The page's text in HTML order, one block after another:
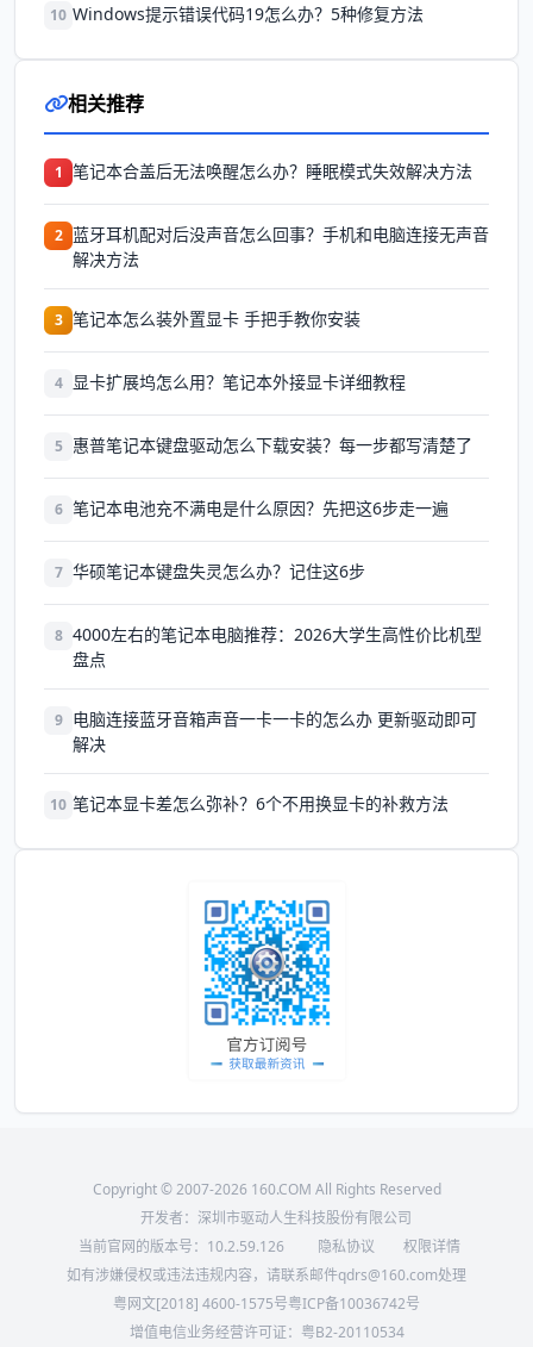
10 Windows提示错误代码19怎么办？5种修复方法
相关推荐
1 笔记本合盖后无法唤醒怎么办？睡眠模式失效解决方法
2 蓝牙耳机配对后没声音怎么回事？手机和电脑连接无声音
解决方法
3 笔记本怎么装外置显卡 手把手教你安装
4 显卡扩展坞怎么用？笔记本外接显卡详细教程
5 惠普笔记本键盘驱动怎么下载安装？每一步都写清楚了
6 笔记本电池充不满电是什么原因？先把这6步走一遍
7 华硕笔记本键盘失灵怎么办？记住这6步
8 4000左右的笔记本电脑推荐：2026大学生高性价比机型
盘点
9 电脑连接蓝牙音箱声音一卡一卡的怎么办 更新驱动即可
解决
10 笔记本显卡差怎么弥补？6个不用换显卡的补救方法
Copyright © 2007-2026 160.COM All Rights Reserved
开发者：深圳市驱动人生科技股份有限公司
当前官网的版本号： 10.2.59.126 隐私协议
权限详情
如有涉嫌侵权或违法违规内容，请联系邮件qdrs@160.com处理
粤网文[2018] 4600-1575号粤ICP备10036742号
增值电信业务经营许可证：粤B2-20110534